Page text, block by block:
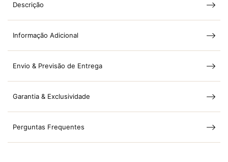
Descrição
Informação Adicional
Envio & Previsão de Entrega
Garantia & Exclusividade
Perguntas Frequentes